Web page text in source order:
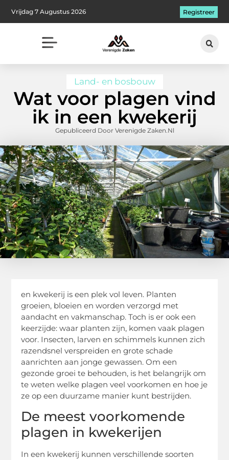
Vrijdag 7 Augustus 2026 Registreer
Land- en bosbouw
Wat voor plagen vind
ik in een kwekerij
Gepubliceerd Door Verenigde Zaken.nl
en kwekerij is een plek vol leven. Planten
groeien, bloeien en worden verzorgd met
aandacht en vakmanschap. Toch is er ook een
keerzijde: waar planten zijn, komen vaak plagen
voor. Insecten, larven en schimmels kunnen zich
razendsnel verspreiden en grote schade
aanrichten aan jonge gewassen. Om een
gezonde groei te behouden, is het belangrijk om
te weten welke plagen veel voorkomen en hoe je
ze op een duurzame manier kunt bestrijden.
De meest voorkomende
plagen in kwekerijen
In een kwekerij kunnen verschillende soorten